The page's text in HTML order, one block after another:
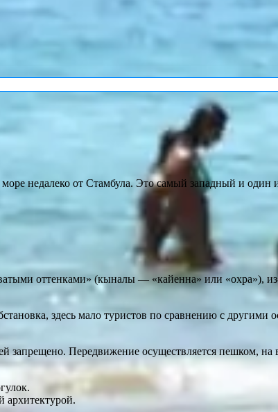
недалеко от Стамбула. Это самый западный и один
оттенками» (кыналы — «кайенна» или «охра»), из-
здесь мало туристов по сравнению с другими
запрещено. Передвижение осуществляется пешком, на
архитектурой.